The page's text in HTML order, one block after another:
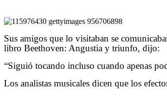
Sus amigos que lo visitaban se
libro Beethoven: Angustia y triunfo, dijo:
“Siguió tocando incluso cuando apenas
Los analistas musicales dicen que los